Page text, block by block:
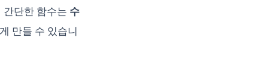
단한 함수는 수
만들 수 있습니